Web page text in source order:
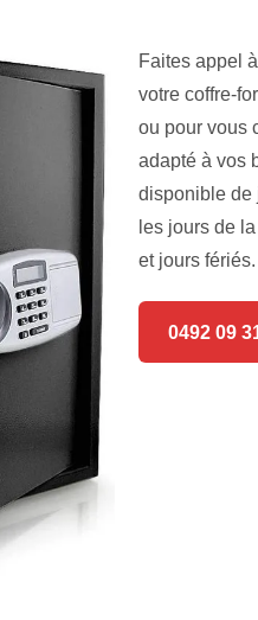
Faites appel
votre coffre-
ou pour vous
adapté à vos
disponible de
les jours de
et jours fériés.
0492 09